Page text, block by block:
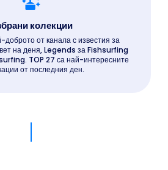
колекции
от канала с известия за
на деня, Legends за Fishsurfing
TOP 27 са най-интересните
от последния ден.